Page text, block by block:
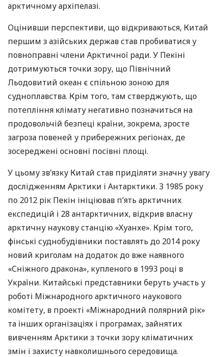
арктичному архіпелазі.
Оцінивши перспективи, що відкриваються, Китай
першим з азійських держав став пробиватися у
повноправні члени Арктичної ради. У Пекіні
дотримуються точки зору, що Північний
Льодовитий океан є спільною зоною для
судноплавства. Крім того, там стверджують, що
потепління клімату негативно позначиться на
продовольчій безпеці країни, зокрема, зросте
загроза повеней у прибережних регіонах, де
зосереджені основні посівні площі.
У цьому зв’язку Китай став приділяти значну увагу
дослідженням Арктики і Антарктики. З 1985 року
по 2012 рік Пекін ініціював п’ять арктичних
експедицій і 28 антарктичних, відкрив власну
арктичну наукову станцію «Хуанхе». Крім того,
фінські суднобудівники поставлять до 2014 року
новий криголам на додаток до вже наявного
«Сніжного дракона», купленого в 1993 році в
України. Китайські представники беруть участь у
роботі Міжнародного арктичного наукового
комітету, в проекті «Міжнародний полярний рік»
та інших організаціях і програмах, зайнятих
вивченням Арктики з точки зору кліматичних
змін і захисту навколишнього середовища.